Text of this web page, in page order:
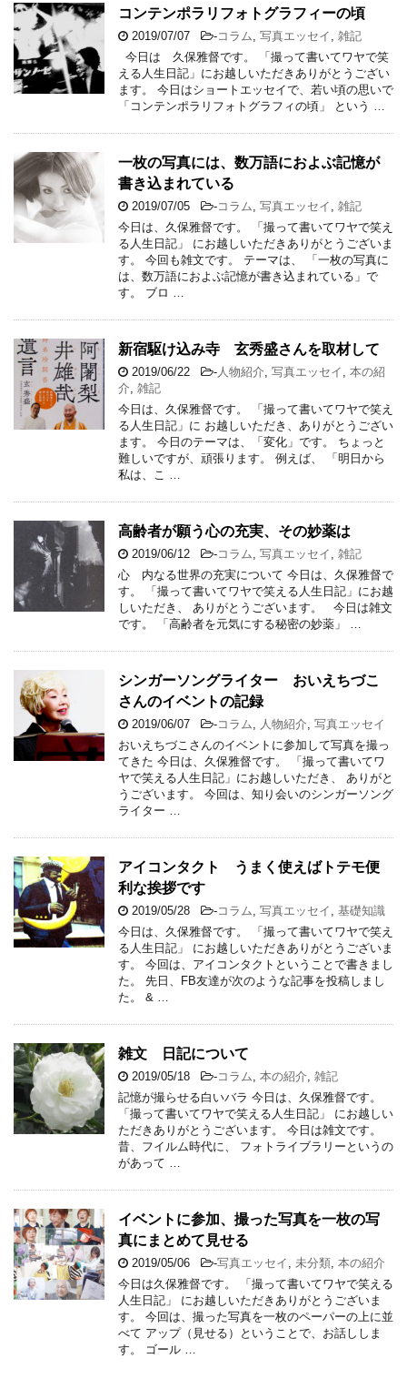
コンテンポラリフォトグラフィーの頃
2019/07/07 -コラム 写真エッセイ
雑記
今日は 久保雅督です。 「撮って書いてワヤで笑
える人生日記」にお越しいただきありがとうござい
ます。 今日はショートエッセイで、若い頃の思いで
「コンテンポラリフォトグラフィの頃」 という …
一枚の写真には、数万語におよぶ記憶が
書き込まれている
2019/07/05 -コラム 写真エッセイ
雑記
今日は、久保雅督です。 「撮って書いてワヤで笑え
る人生日記」 にお越しいただきありがとうございま
す。 今回も雑文です。 テーマは、 「一枚の写真に
は、数万語におよぶ記憶が書き込まれている」で
す。 ブロ …
新宿駆け込み寺 玄秀盛さんを取材して
2019/06/22 - 人物紹介 写真エッセイ
本の紹
介 雑記
今日は、久保雅督です。 「撮って書いてワヤで笑え
る人生日記」に お越しいただき、ありがとうござい
ます。 今日のテーマは、「変化」です。 ちょっと
難しいですが、頑張ります。 例えば、 「明日から
私は、こ …
高齢者が願う心の充実、その妙薬は
2019/06/12 -コラム 写真エッセイ
雑記
心 内なる世界の充実について 今日は、久保雅督で
す。 「撮って書いてワヤで笑える人生日記」にお越
しいただき、 ありがとうございます。 今日は雑文
です。 「高齢者を元気にする秘密の妙薬」 …
シンガーソングライター おいえちづこ
さんのイベントの記録
2019/06/07 -コラム 人物紹介 写真エッセイ
おいえちづこさんのイベントに参加して写真を撮っ
てきた 今日は、久保雅督です。 「撮って書いてワ
ヤで笑える人生日記」にお越しいただき、 ありがと
うございます。 今回は、知り会いのシンガーソング
ライター …
アイコンタクト うまく使えばトテモ便
利な挨拶です
2019/05/28 -コラム 写真エッセイ
基礎知識
今日は、久保雅督です。 「撮って書いてワヤで笑え
る人生日記」 にお越しいただきありがとうございま
す。 今回は、アイコンタクトということで書きまし
た。 先日、FB友達が次のような記事を投稿しまし
た。 & …
雑文 日記について
2019/05/18 -コラム 本の紹介 雑記
記憶が撮らせる白いバラ 今日は、久保雅督です。
「撮って書いてワヤで笑える人生日記」 にお越しい
ただきありがとうございます。 今日は雑文です。
昔、フイルム時代に、 フォトライブラリーというの
があって …
イベントに参加、撮った写真を一枚の写
真にまとめて見せる
2019/05/06 -写真エッセイ 未分類 本の紹介
今日は久保雅督です。 「撮って書いてワヤで笑える
人生日記」 にお越しいただきありがとうございま
す。 今回は、撮った写真を一枚のペーパーの上に並
べて アップ（見せる）ということで、お話ししま
す。 ゴール …